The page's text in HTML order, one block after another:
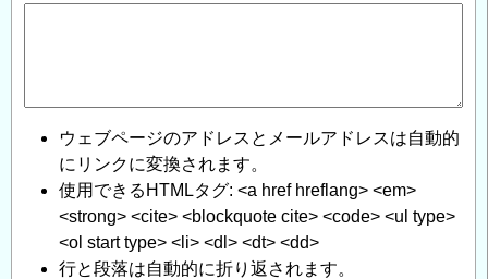
ウェブページのアドレスとメールアドレスは自動的
にリンクに変換されます。
使用できるHTMLタグ: <a href hreflang> <em>
<strong> <cite> <blockquote cite> <code> <ul type>
<ol start type> <li> <dl> <dt> <dd>
行と段落は自動的に折り返されます。